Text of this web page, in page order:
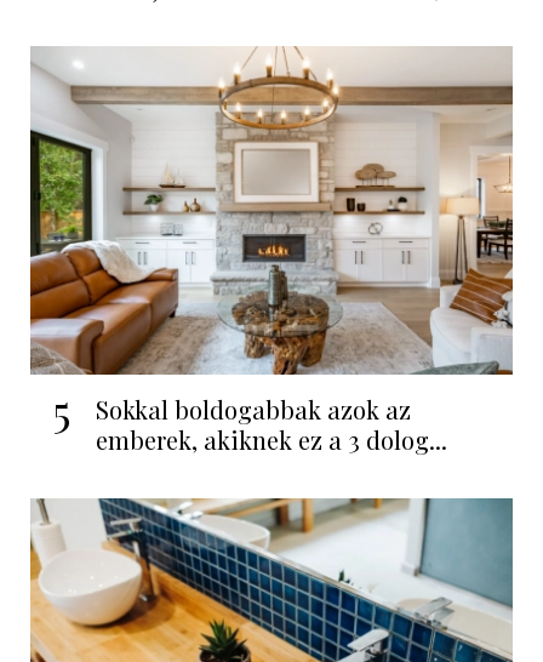
5
Sokkal boldogabbak azok az
emberek, akiknek ez a 3 dolog...